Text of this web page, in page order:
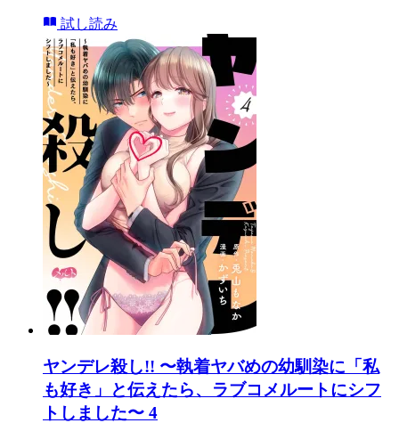
試し読み
ヤンデレ殺し!! 〜執着ヤバめの幼馴染に「私
も好き」と伝えたら、ラブコメルートにシフ
トしました〜 4